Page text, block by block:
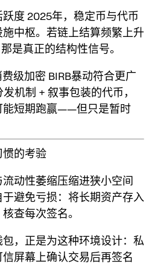
跃度 2025年，稳定币与代币
中枢。若链上结算频繁上升
是真正的结构性信号。
级加密 BIRB暴动符合更广
机制 + 叙事包装的代币，
能短期跑赢——但只是暂时
的考验
动性萎缩压缩进狭小空间
于避免亏损：将长期资产存入
查每次签名。
，正是为这种环境设计： 私
信屏幕上确认交易后再签名